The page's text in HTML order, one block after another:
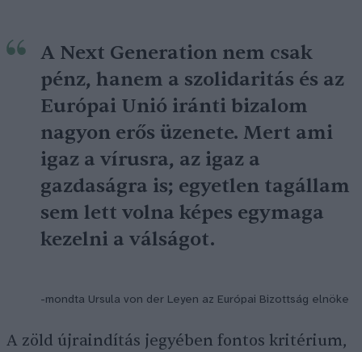
A Next Generation nem csak
pénz, hanem a szolidaritás és az
Európai Unió iránti bizalom
nagyon erős üzenete. Mert ami
igaz a vírusra, az igaz a
gazdaságra is; egyetlen tagállam
sem lett volna képes egymaga
kezelni a válságot.
-mondta Ursula von der Leyen az Európai Bizottság elnöke
A zöld újraindítás jegyében fontos kritérium,